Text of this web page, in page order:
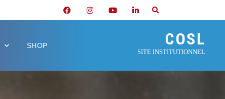
SHOP COSL
SITE INSTITUTIONNEL